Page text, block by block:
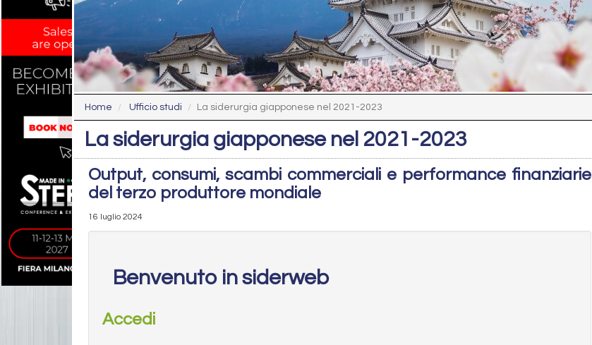
Home Ufficio studi La siderurgia giapponese nel 2021-2023
La siderurgia giapponese nel 2021-2023
Output, consumi, scambi commerciali e performance finanziarie
del terzo produttore mondiale
16 luglio 2024
Benvenuto in siderweb
Accedi